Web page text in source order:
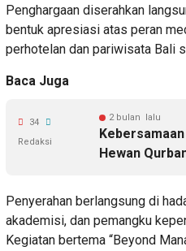
Penghargaan diserahkan
bentuk apresiasi atas peran
perhotelan dan pariwisata Bali
Baca Juga
2 bulan lalu
Hewan
34
Redaksi
Penyerahan berlangsung di
akademisi, dan pemangku
Kegiatan bertema “Beyond